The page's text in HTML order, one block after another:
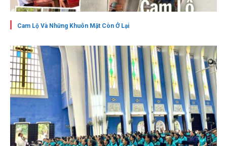
Cam Lộ Và Những Khuôn Mặt Còn Ở Lại